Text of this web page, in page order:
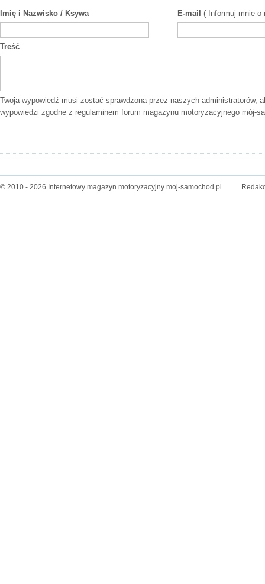
Imię i Nazwisko / Ksywa E-mail ( Informuj mnie o
Treść
Twoja wypowiedź musi zostać sprawdzona przez naszych administratorów,
wypowiedzi zgodne z regulaminem forum magazynu motoryzacyjnego mój-
© 2010 - 2026 Internetowy magazyn motoryzacyjny moj-samochod.pl